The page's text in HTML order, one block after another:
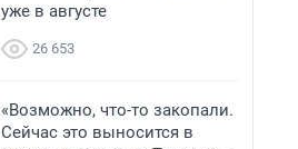
уже в августе
26 653
«Возможно, что-то закопали.
Сейчас это выносится в